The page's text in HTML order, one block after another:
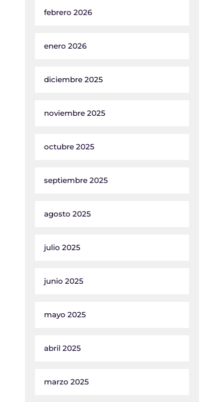
febrero 2026
enero 2026
diciembre 2025
noviembre 2025
octubre 2025
septiembre 2025
agosto 2025
julio 2025
junio 2025
mayo 2025
abril 2025
marzo 2025